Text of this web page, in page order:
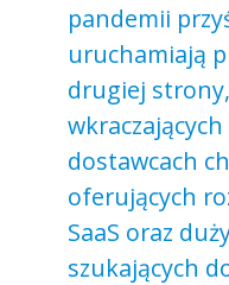
pandemii
uruchamiają
drugiej
dostawcach
oferujących
SaaS oraz
szukających